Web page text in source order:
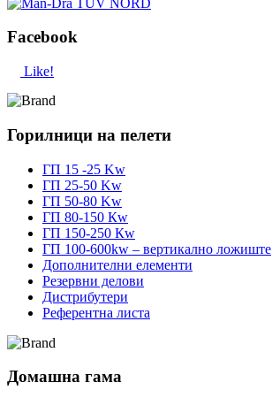
Facebook
Like!
Горилници на пелети
ГП 15 -25 Kw
ГП 25-50 Kw
ГП 50-80 Kw
ГП 80-150 Кw
ГП 150-250 Кw
ГП 100-600kw – вертикално ложиште
Дополнителни елементи
Резервни делови
Дистрибутери
Референтна листа
Домашна гама